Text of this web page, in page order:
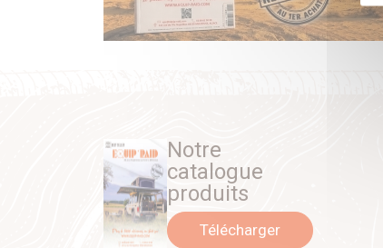
Notre
catalogue
produits
Télécharger